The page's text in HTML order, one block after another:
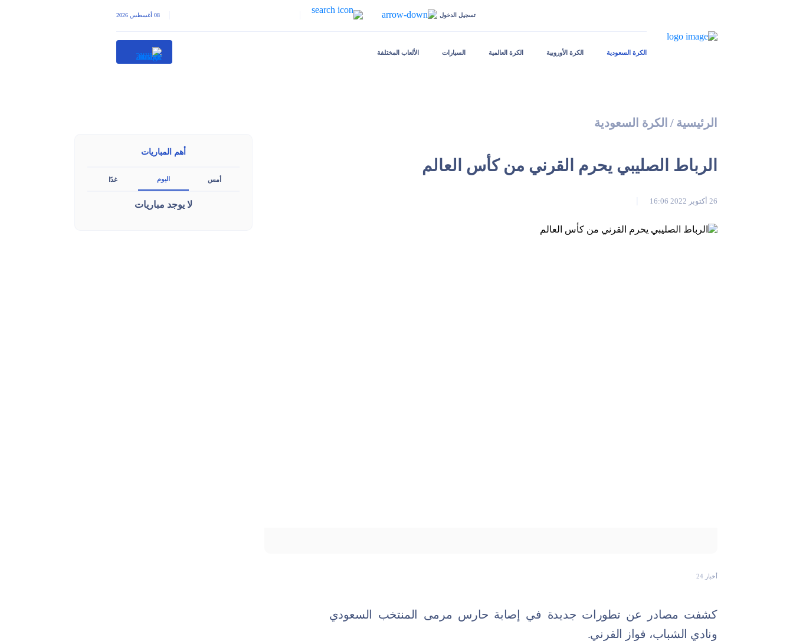
تسجيل الدخول 08 أغسطس 2026
الكرة السعودية الكرة الأوروبية الكرة العالمية السيارات الألعاب المختلفة
الرئيسية / الكرة السعودية
الرباط الصليبي يحرم القرني من كأس العالم
26 أكتوبر 2022 16:06
أخبار 24
كشفت مصادر عن تطورات جديدة في إصابة حارس مرمى المنتخب السعودي
ونادي الشباب، فواز القرني.
أهم المباريات
أمس اليوم غدًا
لا يوجد مباريات